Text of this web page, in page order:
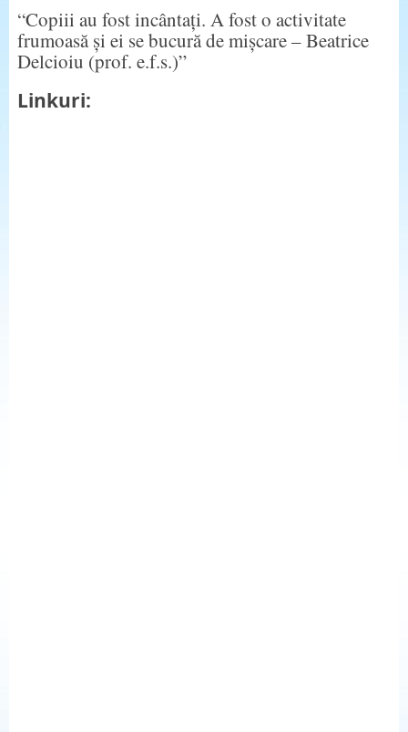
“Copiii au fost incântați. A fost o activitate
frumoasă și ei se bucură de mișcare – Beatrice
Delcioiu (prof. e.f.s.)”
Linkuri: